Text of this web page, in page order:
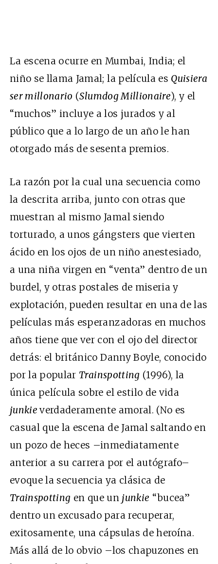
La escena ocurre en Mumbai, India; el
niño se llama Jamal; la película es Quisiera
ser millonario (Slumdog Millionaire), y el
“muchos” incluye a los jurados y al
público que a lo largo de un año le han
otorgado más de sesenta premios.
La razón por la cual una secuencia como
la descrita arriba, junto con otras que
muestran al mismo Jamal siendo
torturado, a unos gángsters que vierten
ácido en los ojos de un niño anestesiado,
a una niña virgen en “venta” dentro de un
burdel, y otras postales de miseria y
explotación, pueden resultar en una de las
películas más esperanzadoras en muchos
años tiene que ver con el ojo del director
detrás: el británico Danny Boyle, conocido
por la popular Trainspotting (1996), la
única película sobre el estilo de vida
junkieverdaderamente amoral. (No es
casual que la escena de Jamal saltando en
un pozo de heces –inmediatamente
anterior a su carrera por el autógrafo–
evoque la secuencia ya clásica de
Trainspotting en que un junkie “bucea”
dentro un excusado para recuperar,
exitosamente, una cápsulas de heroína.
Más allá de lo obvio –los chapuzones en